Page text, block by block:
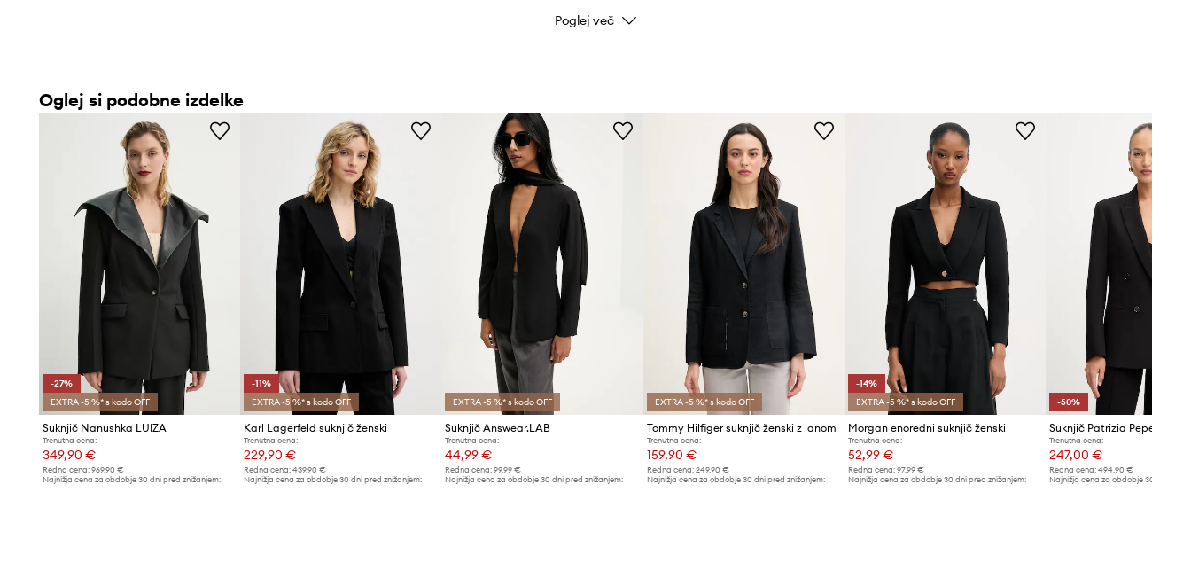
Barva proizvajalca
Znamka
običajno nosiš.
Tabela velikosti
Poglej več
Oglej si podobne izdelke
-27%
EXTRA -5 %* s kodo OFF
Suknjič Nanushka LUIZA
Trenutna cena:
349,90 €
Redna cena: 969,90 €
Najnižja cena za obdobje 30 dni pred znižanjem:
-11%
EXTRA -5 %* s kodo OFF
Karl Lagerfeld suknjič ženski
Trenutna cena:
229,90 €
Redna cena:439,90 €
Najnižja cena za obdobje 30 dni pred znižanjem:
EXTRA -5 %* s kodo OFF
Suknjič Answear.LAB
Trenutna cena:
44,99 €
Redna cena: 99,99 €
Najnižja cena za obdobje 30 dni pred znižanjem:
EXTRA -5 %* s kodo OFF
Tommy Hilfiger suknjič ženski z lanom
Trenutna cena:
159,90 €
Redna cena: 249,90 €
Najnižja cena za obdobje 30 dni pred znižanjem:
-14%
EXTRA -5 %* s kodo OFF
Morgan enoredni suknjič ženski
Trenutna cena:
52,99 €
Redna cena:97,99 €
Najnižja cena za obdobje 30 dni pred znižanjem:
-50%
Suknjič Patrizia Pepe
Trenutna cena:
247,00 €
Redna cena: 494,90 €
Najnižja cena za obdobje 30 dni pred